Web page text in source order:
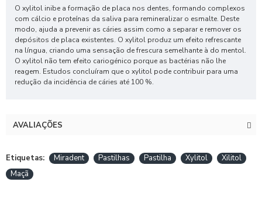
O xylitol inibe a formação de placa nos dentes, formando complexos
com cálcio e proteínas da saliva para remineralizar o esmalte. Deste
modo, ajuda a prevenir as cáries assim como a separar e remover os
depósitos de placa existentes. O xylitol produz um efeito refrescante
na língua, criando uma sensação de frescura semelhante à do mentol.
O xylitol não tem efeito cariogénico porque as bactérias não lhe
reagem. Estudos concluíram que o xylitol pode contribuir para uma
redução da incidência de cáries até 100 %.
AVALIAÇÕES
Etiquetas: Miradent Pastilhas Pastilha Xylitol
Xilitol
Maçã